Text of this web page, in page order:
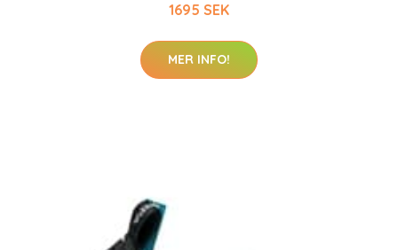
1695 SEK
MER INFO!